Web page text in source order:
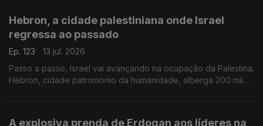
Hebron, a cidade palestiniana onde Israel
regressa ao passado
Ep. 123
13 jul. 2026
Passo a passo, Israel vai avançando na ocupação da Palestina.
Hebron, cidade patromónio da humanidade, alberga 200 mil
A explosiva prenda de Erdogan aos líderes na